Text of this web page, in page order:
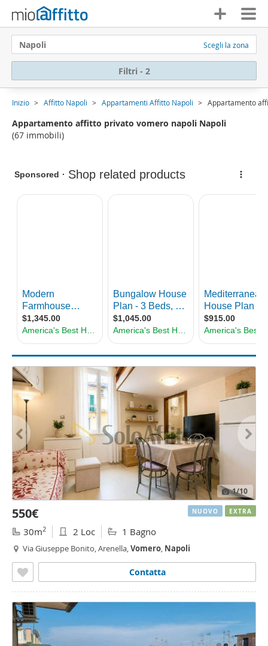
Napoli Scegli la zona
Filtri - 2
Inizio Affitto Napoli Appartamenti Affitto Napoli Appartamento
Appartamento affitto privato vomero napoli Napoli
(67 immobili)
1/10
550€
30m2 2 Loc 1 Bagno
Via Giuseppe Bonito, Arenella,Vomero, Napoli
Contatta
NUOVO EXTRA